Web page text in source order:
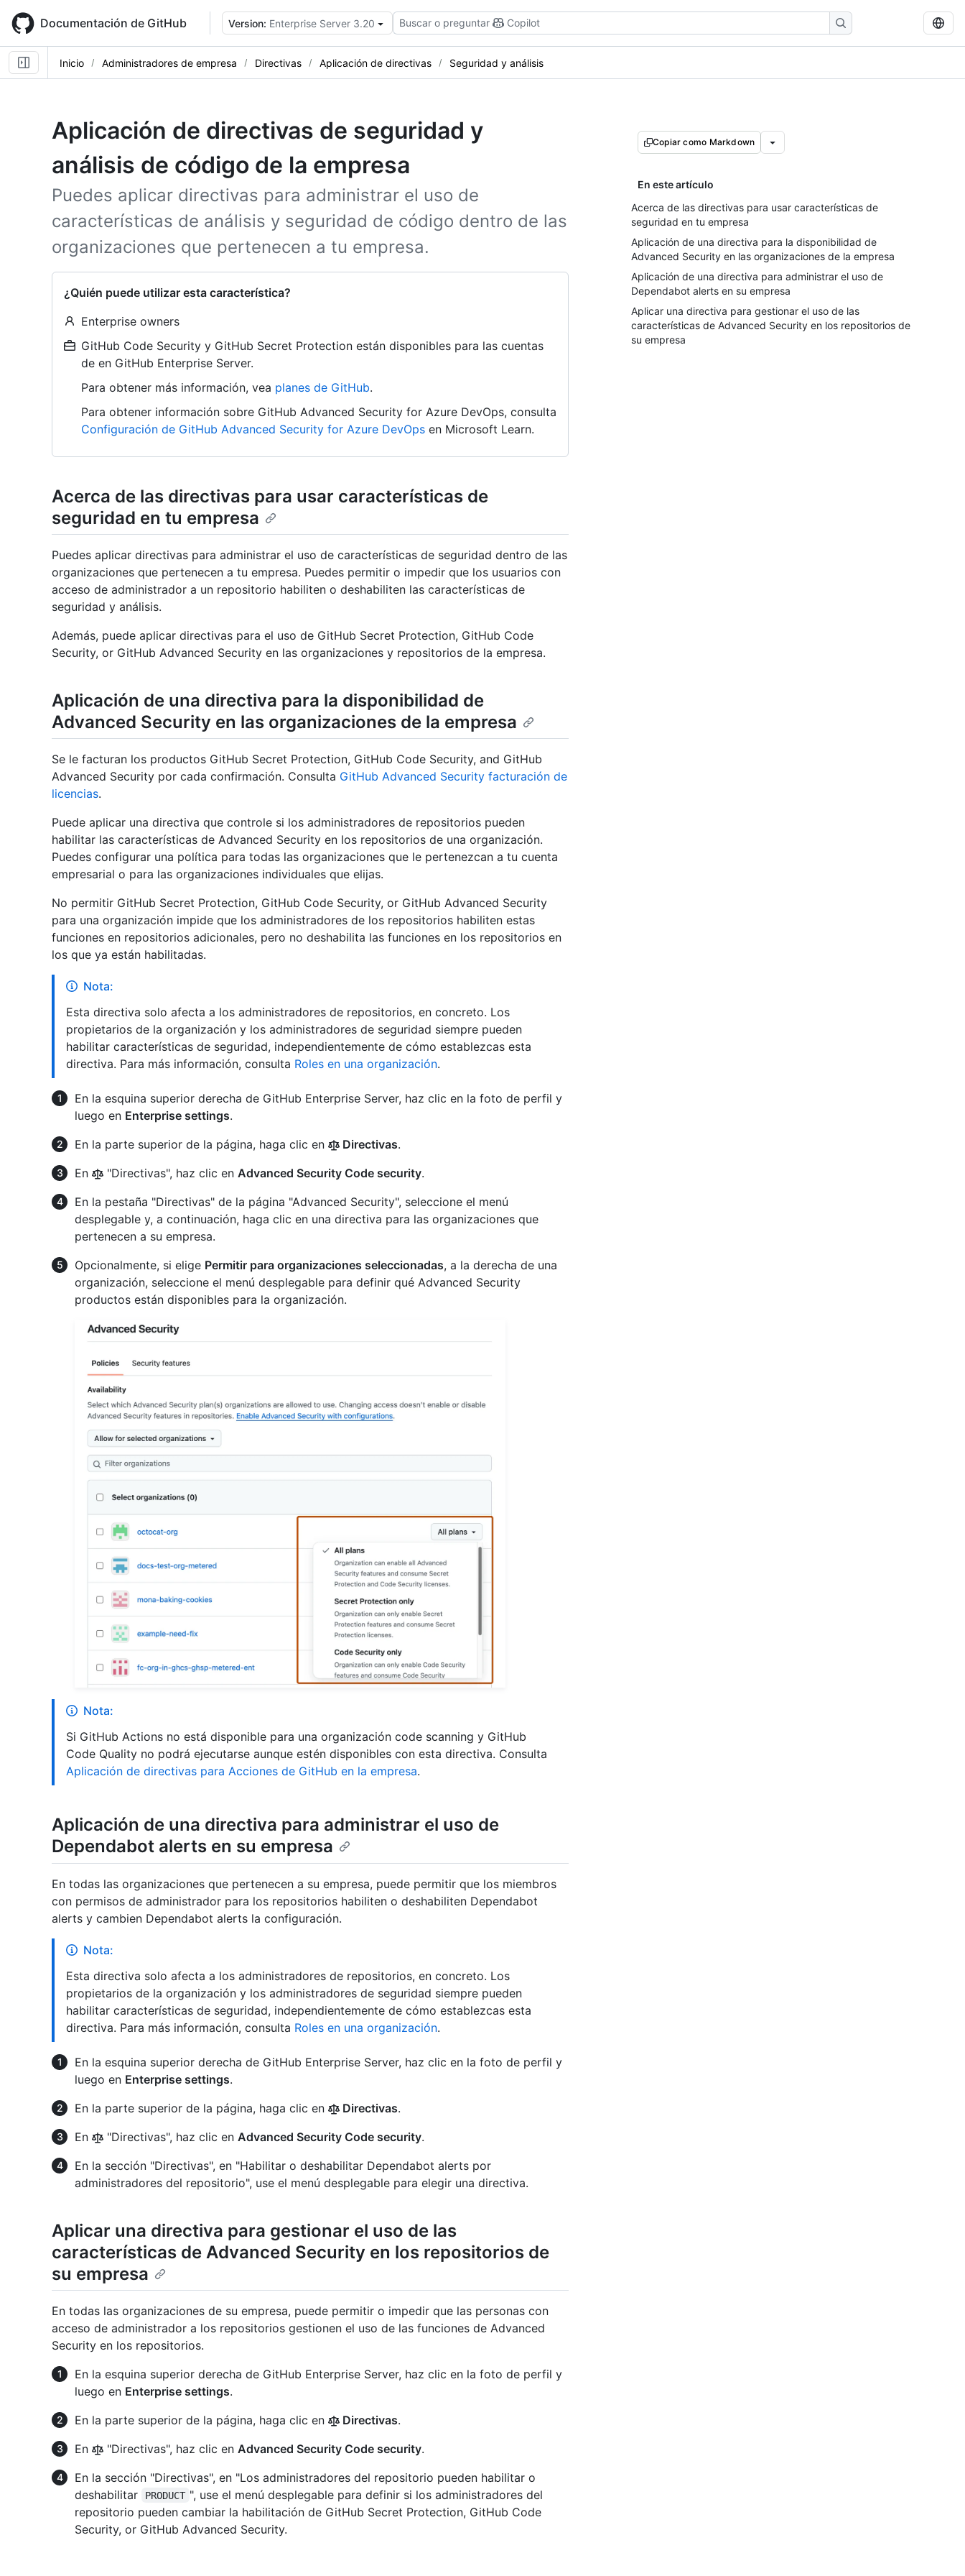
main
content
Documentación de GitHub Version: Enterprise Server 3.20 Buscar o preguntar Copilot
Inicio Administradores de empresa Directivas Aplicación de directivas Seguridad y análisis
Aplicación de directivas de seguridad y
análisis de código de la empresa
Puedes aplicar directivas para administrar el uso de
características de análisis y seguridad de código dentro de las
organizaciones que pertenecen a tu empresa.
¿Quién puede utilizar esta característica?
Enterprise owners
GitHub Code Security y GitHub Secret Protection están disponibles para las cuentas
de en GitHub Enterprise Server.
Para obtener más información, vea planes de GitHub.
Para obtener información sobre GitHub Advanced Security for Azure DevOps, consulta
Configuración de GitHub Advanced Security for Azure DevOps en Microsoft Learn.
Copiar como Markdown
En este artículo
Acerca de las directivas para usar características de
seguridad en tu empresa
Aplicación de una directiva para la disponibilidad de
Advanced Security en las organizaciones de la empresa
Aplicación de una directiva para administrar el uso de
Dependabot alerts en su empresa
Aplicar una directiva para gestionar el uso de las
características de Advanced Security en los repositorios de
su empresa
Acerca de las directivas para usar características de
seguridad en tu empresa
Puedes aplicar directivas para administrar el uso de características de seguridad dentro de las
organizaciones que pertenecen a tu empresa. Puedes permitir o impedir que los usuarios con
acceso de administrador a un repositorio habiliten o deshabiliten las características de
seguridad y análisis.
Además, puede aplicar directivas para el uso de GitHub Secret Protection, GitHub Code
Security, or GitHub Advanced Security en las organizaciones y repositorios de la empresa.
Aplicación de una directiva para la disponibilidad de
Advanced Security en las organizaciones de la empresa
Se le facturan los productos GitHub Secret Protection, GitHub Code Security, and GitHub
Advanced Security por cada confirmación. Consulta GitHub Advanced Security facturación de
licencias.
Puede aplicar una directiva que controle si los administradores de repositorios pueden
habilitar las características de Advanced Security en los repositorios de una organización.
Puedes configurar una política para todas las organizaciones que le pertenezcan a tu cuenta
empresarial o para las organizaciones individuales que elijas.
No permitir GitHub Secret Protection, GitHub Code Security, or GitHub Advanced Security
para una organización impide que los administradores de los repositorios habiliten estas
funciones en repositorios adicionales, pero no deshabilita las funciones en los repositorios en
los que ya están habilitadas.
Nota:
Esta directiva solo afecta a los administradores de repositorios, en concreto. Los
propietarios de la organización y los administradores de seguridad siempre pueden
habilitar características de seguridad, independientemente de cómo establezcas esta
directiva. Para más información, consulta Roles en una organización.
En la esquina superior derecha de GitHub Enterprise Server, haz clic en la foto de perfil y
luego en Enterprise settings.
En la parte superior de la página, haga clic en
Directivas.
En
"Directivas", haz clic en Advanced Security Code security.
En la pestaña "Directivas" de la página "Advanced Security", seleccione el menú
desplegable y, a continuación, haga clic en una directiva para las organizaciones que
pertenecen a su empresa.
Opcionalmente, si elige Permitir para organizaciones seleccionadas, a la derecha de una
organización, seleccione el menú desplegable para definir qué Advanced Security
productos están disponibles para la organización.
Nota:
Si GitHub Actions no está disponible para una organización code scanning y GitHub
Code Quality no podrá ejecutarse aunque estén disponibles con esta directiva. Consulta
Aplicación de directivas para Acciones de GitHub en la empresa.
Aplicación de una directiva para administrar el uso de
Dependabot alerts en su empresa
En todas las organizaciones que pertenecen a su empresa, puede permitir que los miembros
con permisos de administrador para los repositorios habiliten o deshabiliten Dependabot
alerts y cambien Dependabot alerts la configuración.
Nota:
Esta directiva solo afecta a los administradores de repositorios, en concreto. Los
propietarios de la organización y los administradores de seguridad siempre pueden
habilitar características de seguridad, independientemente de cómo establezcas esta
directiva. Para más información, consulta Roles en una organización.
En la esquina superior derecha de GitHub Enterprise Server, haz clic en la foto de perfil y
luego en Enterprise settings.
En la parte superior de la página, haga clic en
Directivas.
En
"Directivas", haz clic en Advanced Security Code security.
En la sección "Directivas", en "Habilitar o deshabilitar Dependabot alerts por
administradores del repositorio", use el menú desplegable para elegir una directiva.
Aplicar una directiva para gestionar el uso de las
características de Advanced Security en los repositorios de
su empresa
En todas las organizaciones de su empresa, puede permitir o impedir que las personas con
acceso de administrador a los repositorios gestionen el uso de las funciones de Advanced
Security en los repositorios.
En la esquina superior derecha de GitHub Enterprise Server, haz clic en la foto de perfil y
luego en Enterprise settings.
En la parte superior de la página, haga clic en
Directivas.
En
"Directivas", haz clic en Advanced Security Code security.
En la sección "Directivas", en "Los administradores del repositorio pueden habilitar o
deshabilitar
PRODUCT ", use el menú desplegable para definir si los administradores del
repositorio pueden cambiar la habilitación de GitHub Secret Protection, GitHub Code
Security, or GitHub Advanced Security.